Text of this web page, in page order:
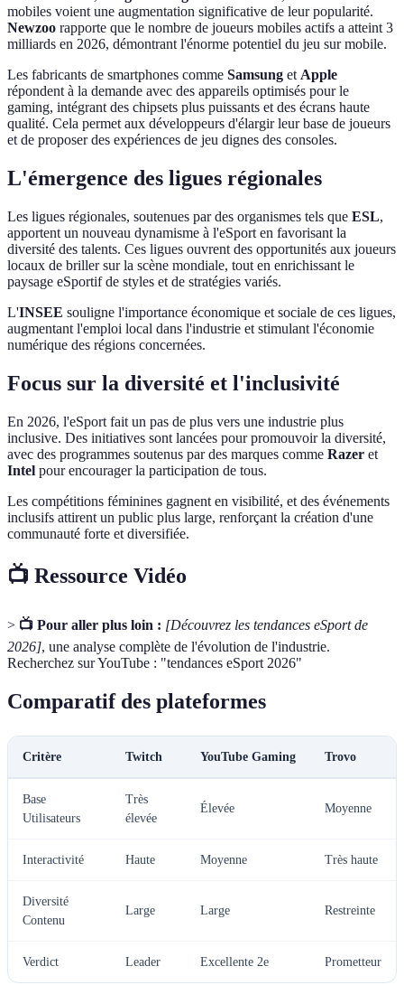
mobiles voient une augmentation significative de leur popularité.
Newzoo rapporte que le nombre de joueurs mobiles actifs a atteint 3
milliards en 2026, démontrant l'énorme potentiel du jeu sur mobile.
Les fabricants de smartphones comme Samsung et Apple
répondent à la demande avec des appareils optimisés pour le
gaming, intégrant des chipsets plus puissants et des écrans haute
qualité. Cela permet aux développeurs d'élargir leur base de joueurs
et de proposer des expériences de jeu dignes des consoles.
L'émergence des ligues régionales
Les ligues régionales, soutenues par des organismes tels que ESL,
apportent un nouveau dynamisme à l'eSport en favorisant la
diversité des talents. Ces ligues ouvrent des opportunités aux joueurs
locaux de briller sur la scène mondiale, tout en enrichissant le
paysage eSportif de styles et de stratégies variés.
L'INSEE souligne l'importance économique et sociale de ces ligues,
augmentant l'emploi local dans l'industrie et stimulant l'économie
numérique des régions concernées.
Focus sur la diversité et l'inclusivité
En 2026, l'eSport fait un pas de plus vers une industrie plus
inclusive. Des initiatives sont lancées pour promouvoir la diversité,
avec des programmes soutenus par des marques comme Razer et
Intel pour encourager la participation de tous.
Les compétitions féminines gagnent en visibilité, et des événements
inclusifs attirent un public plus large, renforçant la création d'une
communauté forte et diversifiée.
📺 Ressource Vidéo
> 📺 Pour aller plus loin : [Découvrez les tendances eSport de
2026], une analyse complète de l'évolution de l'industrie.
Recherchez sur YouTube : "tendances eSport 2026"
Comparatif des plateformes
Critère Twitch YouTube Gaming Trovo
Base
Utilisateurs
Très
élevée
Élevée Moyenne
Interactivité Haute Moyenne Très haute
Diversité
Contenu
Large Large Restreinte
Verdict Leader Excellente 2e Prometteur